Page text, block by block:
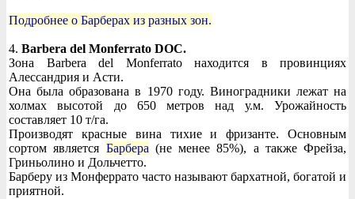
Подробнее о Барберах из разных зон.
4. Barbera del Monferrato DOC.
Зона Barbera del Monferrato находится в провинциях
Алессандрия и Асти.
Она была образована в 1970 году. Виноградники лежат на
холмах высотой до 650 метров над у.м. Урожайность
составляет 10 т/га.
Производят красные вина тихие и фризанте. Основным
сортом является Барбера (не менее 85%), а также Фрейза,
Гриньолино и Дольчетто.
Барберу из Монферрато часто называют бархатной, богатой и
приятной.